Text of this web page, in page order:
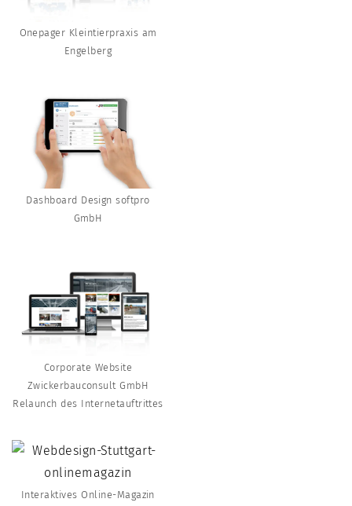
Onepager Kleintierpraxis am
Engelberg
Dashboard Design softpro
GmbH
Corporate Website
Zwickerbauconsult GmbH
Relaunch des Internetauftrittes
Interaktives Online-Magazin